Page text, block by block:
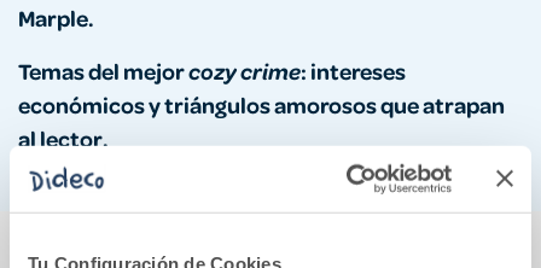
Tu Configuración de Cookies
Marple.
Temas del mejorcozy crime: intereses
económicos y triángulos amorosos que atrapan
al lector.
También podría gustarte...